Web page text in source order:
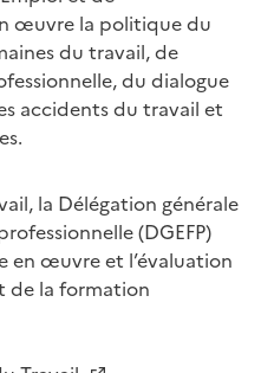
œuvre la politique du
du travail, de
du dialogue
accidents du travail et
la Délégation générale
(DGEFP)
en œuvre et l’évaluation
de la formation